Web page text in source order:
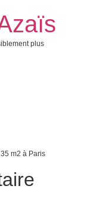
plus
m2 à Paris